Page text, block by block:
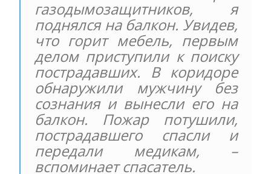
газодымозащитников, я
поднялся на балкон. Увидев,
что горит мебель, первым
делом приступили к поиску
пострадавших. В коридоре
обнаружили мужчину без
сознания и вынесли его на
балкон. Пожар потушили,
пострадавшего спасли и
передали медикам, –
вспоминает спасатель.